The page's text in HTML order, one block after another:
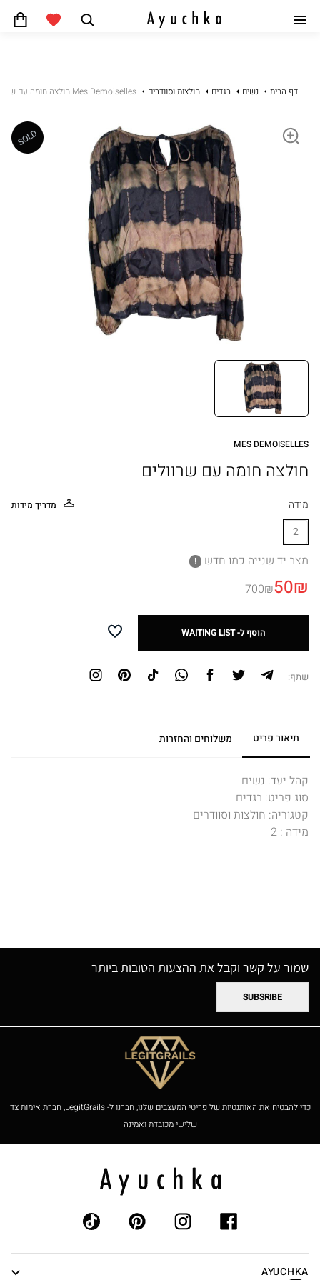
חפש
סל
מתנות
SALE
mail
Working hours
10:00 - 17:00 Sunday-Thursday
Ayuchka
דף הבית נשים בגדים חולצות וסוודרים Mes Demoiselles חולצה חומה עם שרוולים
SOLD
MES DEMOISELLES
חולצה חומה עם שרוולים
מידה
2
מדריך מידות
מצב יד שנייה כמו חדש !
50₪
700₪
הוסף ל- WAITING LIST
Add
wishlist
שתף:
תיאור פריט משלוחים והחזרות
קהל יעד: נשים
סוג פריט: בגדים
קטגוריה: חולצות וסוודרים
מידה :
2
שמור על קשר וקבל את ההצעות הטובות ביותר
SUBSRIBE
כדי להבטיח את האותנטיות של פריטי המעצבים שלנו, חברנו ל- LegitGrails, חברת אימות צד
שלישי מכובדת ואמינה
AYUCHKA